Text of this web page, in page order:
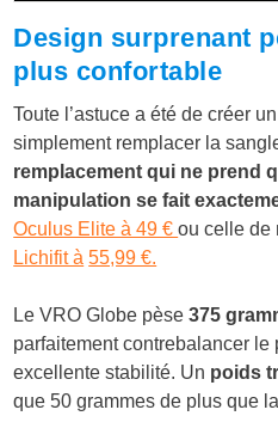
Design surprenant
plus confortable
Toute l’astuce a été de créer
simplement remplacer la
remplacement qui ne prend
manipulation se fait
Oculus Elite à 49 €ou celle de
Lichifit à 55,99 €.
Le VRO Globe pèse375
parfaitement contrebalancer
excellente stabilité. Un poids
que 50 grammes de plus que